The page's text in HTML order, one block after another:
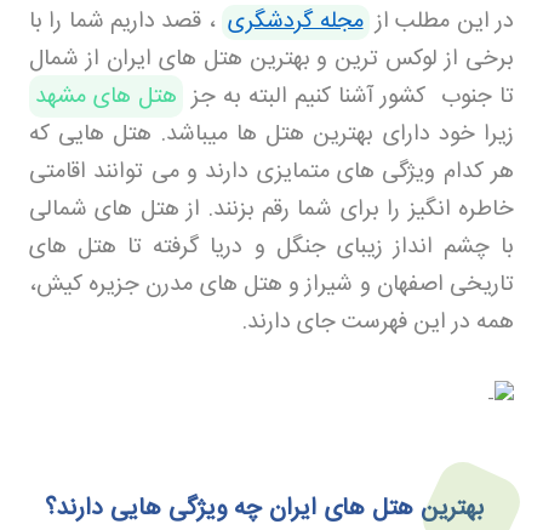
در این مطلب از مجله گردشگری ، قصد داریم شما را با
برخی از لوکس ترین و بهترین هتل های ایران از شمال
تا جنوب کشور آشنا کنیم البته به جز هتل های مشهد
زیرا خود دارای بهترین هتل ها میباشد. هتل هایی که
هر کدام ویژگی های متمایزی دارند و می توانند اقامتی
خاطره انگیز را برای شما رقم بزنند. از هتل های شمالی
با چشم انداز زیبای جنگل و دریا گرفته تا هتل های
تاریخی اصفهان و شیراز و هتل های مدرن جزیره کیش،
همه در این فهرست جای دارند.
بهترین هتل های ایران چه ویژگی‌ هایی دارند؟